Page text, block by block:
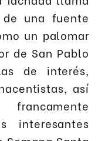
una fuente
un palomar
de San Pablo
de interés,
así
interesantes